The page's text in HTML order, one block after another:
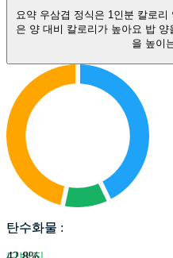
요약 우삼겹 정식은 1인분 칼로
은 양 대비 칼로리가 높아요 밥 양
을 높이
탄수화물
탄수화물 :